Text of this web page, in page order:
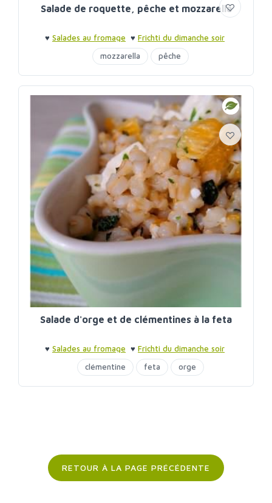
Salade de roquette, pêche et mozzarella
♥ Salades au fromage ♥ Frichti du dimanche soir
mozzarella
pêche
Salade d'orge et de clémentines à la feta
♥ Salades au fromage ♥ Frichti du dimanche soir
clémentine
feta orge
RETOUR À LA PAGE PRÉCÉDENTE